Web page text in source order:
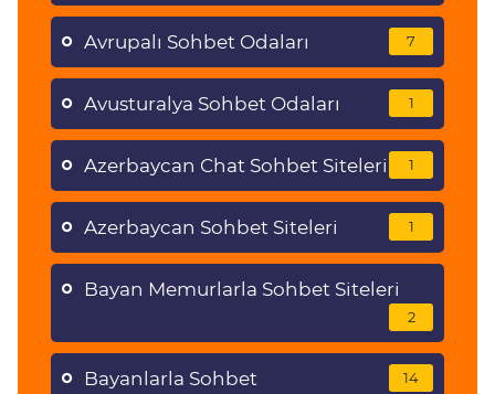
Avrupalı Sohbet Odaları 7
Avusturalya Sohbet Odaları 1
Azerbaycan Chat Sohbet Siteleri 1
Azerbaycan Sohbet Siteleri 1
Bayan Memurlarla Sohbet Siteleri
2
Bayanlarla Sohbet 14